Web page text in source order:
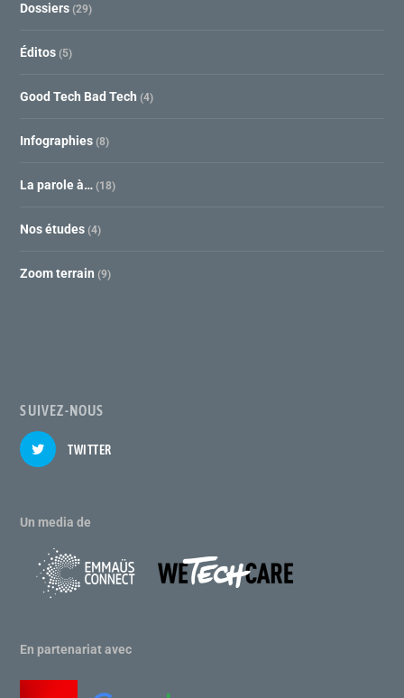
Dossiers (29)
Éditos (5)
Good Tech Bad Tech (4)
Infographies (8)
La parole à… (18)
Nos études (4)
Zoom terrain (9)
SUIVEZ-NOUS
TWITTER
Un media de
En partenariat avec